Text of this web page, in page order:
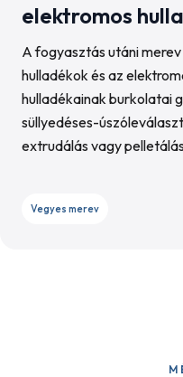
elektromos
A fogyasztás utáni
hulladékok és az
hulladékainak burkolatai
süllyedéses-
extrudálás vagy
Vegyes merev